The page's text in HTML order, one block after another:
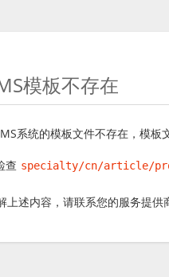
模板不存在
系统的模板文件不存在，模
查 specialty/cn/article/
上述内容，请联系您的服务提